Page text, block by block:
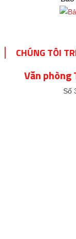
CHÚNG TÔI
Văn
Số